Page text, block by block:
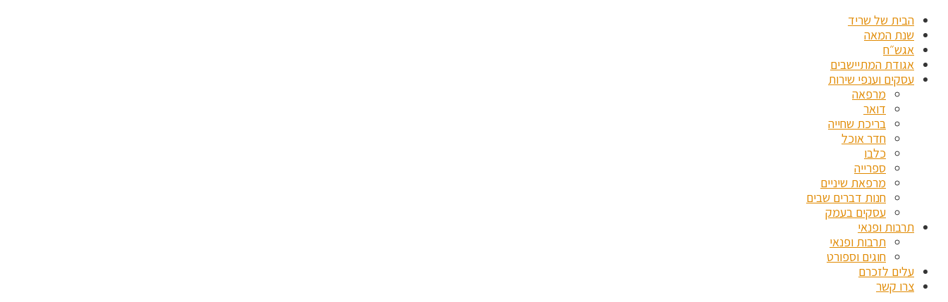
הבית של שריד
שנת המאה
אגש״ח
אגודת המתיישבים
עסקים וענפי שירות
מרפאה
דואר
בריכת שחייה
חדר אוכל
כלבו
ספרייה
מרפאת שיניים
חנות דברים שבים
עסקים בעמק
תרבות ופנאי
תרבות ופנאי
חוגים וספורט
עלים לזכרם
צרו קשר